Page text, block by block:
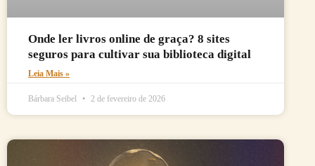
Onde ler livros online de graça? 8 sites
seguros para cultivar sua biblioteca digital
Leia Mais »
Bárbara Seibel 2 de fevereiro de 2026